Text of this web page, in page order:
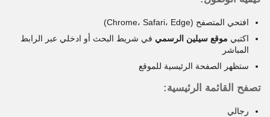
افتحي المتصفح (Chrome، Safari، Edge)
اكتبي موقع سيلين الرسمي في شريط البحث أو ادخلي عبر الرابط
المباشر
ستظهر الصفحة الرئيسية للموقع
تصفح القائمة الرئيسية:
رجالي